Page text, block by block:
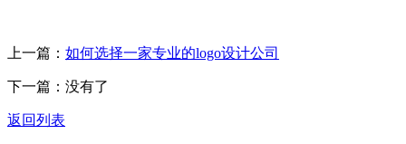
上一篇： 如何选择一家专业的logo设计公司
下一篇：没有了
返回列表